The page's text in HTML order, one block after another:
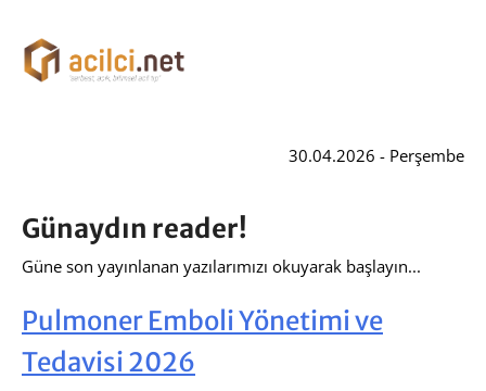
30.04.2026 - Perşembe
Günaydın reader!
Güne son yayınlanan yazılarımızı okuyarak başlayın...
Pulmoner Emboli Yönetimi ve
Tedavisi 2026